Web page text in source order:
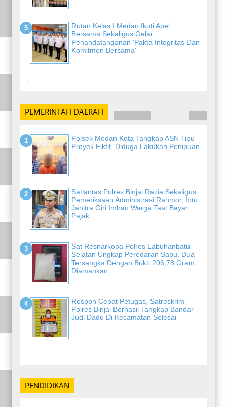
Rutan Kelas I Medan Ikuti Apel
Bersama Sekaligus Gelar
Penandatanganan 'Pakta Integritas Dan
Komitmen Bersama'
-
PEMERINTAH DAERAH
Polsek Medan Kota Tangkap ASN Tipu
Proyek Fiktif, Diduga Lakukan Penipuan
Satlantas Polres Binjai Razia Sekaligus
Pemeriksaan Administrasi Ranmor, Iptu
Janitra Giri Imbau Warga Taat Bayar
Pajak
Sat Resnarkoba Polres Labuhanbatu
Selatan Ungkap Peredaran Sabu, Dua
Tersangka Dengan Bukti 206,78 Gram
Diamankan
Respon Cepat Petugas, Satreskrim
Polres Binjai Berhasil Tangkap Bandar
Judi Dadu Di Kecamatan Selesai
-
PENDIDIKAN